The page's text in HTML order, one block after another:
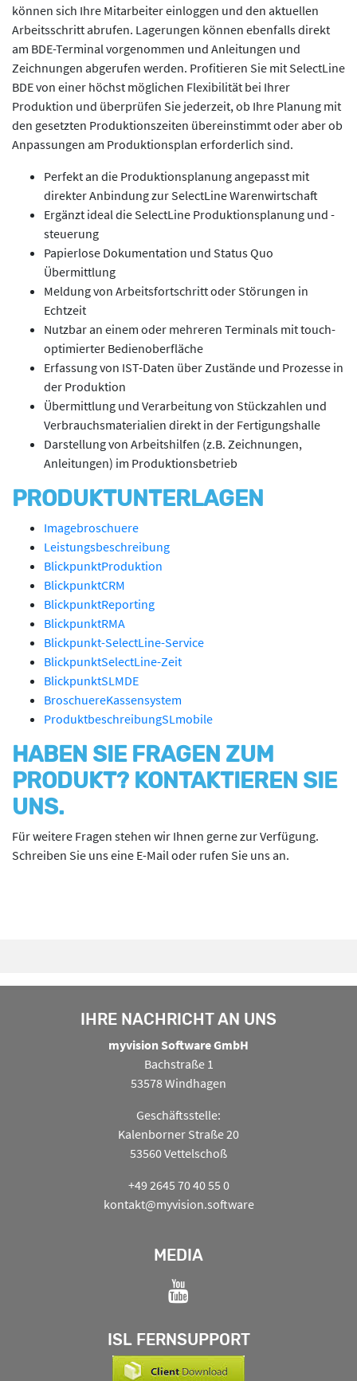
können sich Ihre Mitarbeiter einloggen und den aktuellen
Arbeitsschritt abrufen. Lagerungen können ebenfalls direkt
am BDE-Terminal vorgenommen und Anleitungen und
Zeichnungen abgerufen werden. Profitieren Sie mit SelectLine
BDE von einer höchst möglichen Flexibilität bei Ihrer
Produktion und überprüfen Sie jederzeit, ob Ihre Planung mit
den gesetzten Produktionszeiten übereinstimmt oder aber ob
Anpassungen am Produktionsplan erforderlich sind.
Perfekt an die Produktionsplanung angepasst mit
direkter Anbindung zur SelectLine Warenwirtschaft
Ergänzt ideal die SelectLine Produktionsplanung und -
steuerung
Papierlose Dokumentation und Status Quo
Übermittlung
Meldung von Arbeitsfortschritt oder Störungen in
Echtzeit
Nutzbar an einem oder mehreren Terminals mit touch-
optimierter Bedienoberfläche
Erfassung von IST-Daten über Zustände und Prozesse in
der Produktion
Übermittlung und Verarbeitung von Stückzahlen und
Verbrauchsmaterialien direkt in der Fertigungshalle
Darstellung von Arbeitshilfen (z.B. Zeichnungen,
Anleitungen) im Produktionsbetrieb
PRODUKTUNTERLAGEN
Imagebroschuere
Leistungsbeschreibung
BlickpunktProduktion
BlickpunktCRM
BlickpunktReporting
BlickpunktRMA
Blickpunkt-SelectLine-Service
BlickpunktSelectLine-Zeit
BlickpunktSLMDE
BroschuereKassensystem
ProduktbeschreibungSLmobile
HABEN SIE FRAGEN ZUM
PRODUKT? KONTAKTIEREN SIE
UNS.
Für weitere Fragen stehen wir Ihnen gerne zur Verfügung.
Schreiben Sie uns eine E-Mail oder rufen Sie uns an.
IHRE NACHRICHT AN UNS
myvision Software GmbH
Bachstraße 1
53578 Windhagen
Geschäftsstelle:
Kalenborner Straße 20
53560 Vettelschoß
+49 2645 70 40 55 0
kontakt@myvision.software
MEDIA
ISL FERNSUPPORT